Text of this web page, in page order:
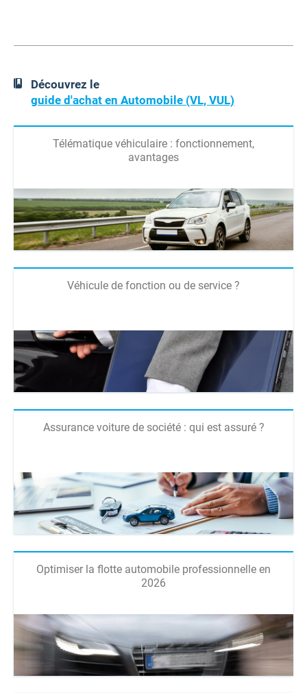
Découvrez le
guide d'achat en Automobile (VL, VUL)
Télématique véhiculaire : fonctionnement,
avantages
Véhicule de fonction ou de service ?
Assurance voiture de société : qui est assuré ?
Optimiser la flotte automobile professionnelle en
2026